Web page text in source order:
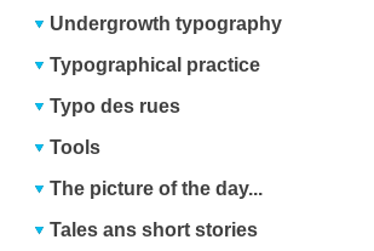
Undergrowth typography
Typographical practice
Typo des rues
Tools
The picture of the day...
Tales ans short stories